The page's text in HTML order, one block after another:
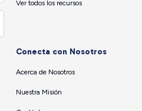
Ver todos los recursos
Conecta con Nosotros
Acerca de Nosotros
Nuestra Misión